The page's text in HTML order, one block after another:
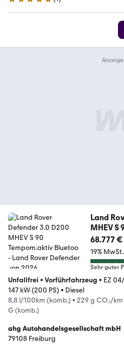
5 Sterne
Land
MHEV S
68.777 €
19% MwSt.
Sehr guter
Unfallfrei • Vorführfahrzeug • EZ
147 kW (200 PS) • Diesel
8,8 l/100km (komb.) • 229 g CO₂/
G (komb.)
ahg Autohandelsgesellschaft mbH
79108 Freiburg